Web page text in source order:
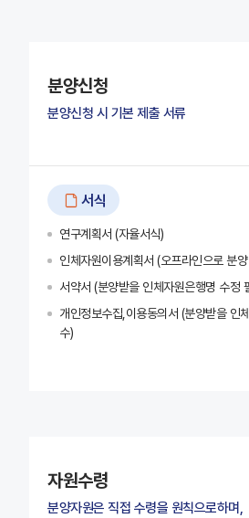
분양신청
분양신청 시 기본 제출 서류
서식
연구계획서 (자율서식)
인체자원이용계획서 (오프라인으로 분
서약서 (분양받을 인체자원은행명 수정
개인정보수집,이용동의서 (분양받을 인
수)
자원수령
분양자원은 직접 수령을 원칙으로하며,